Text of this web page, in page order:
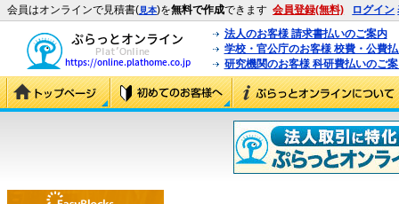
会員はオンラインで見積書(見本)を無料で作成できます 会員登録(無料) ログイン
法人のお客様 請求書払いのご案内
学校・官公庁のお客様 校費・公費
研究機関のお客様 科研費払いのご